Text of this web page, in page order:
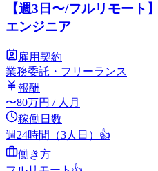
【週3日〜/フルリモート
エンジニア
雇用契約
業務委託・フリーランス
報酬
〜80万円 / 人月
稼働日数
週24時間（3人日） 👍
働き方